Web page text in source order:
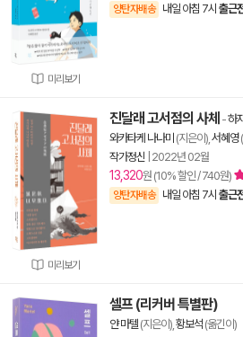
미리보기
양탄자배송 내일 아침 7시 출근
미리보기
진달래 고서점의 사체 -하
와카타케 나나미 (지은이), 서혜영
작가정신 2022년 02월
13,320원 (10% 할인 / 740원)
양탄자배송 내일 아침 7시 출근
셀프 (리커버 특별판)
얀 마텔 (지은이), 황보석 (옮긴이)